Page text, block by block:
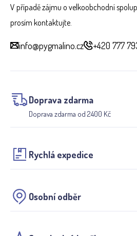
V případě zájmu o velkoobchodní
prosím kontaktujte.
info@pygmalino.cz +420 777
Doprava zdarma
Doprava zdarma od 2400 Kč
Rychlá expedice
Osobní odběr